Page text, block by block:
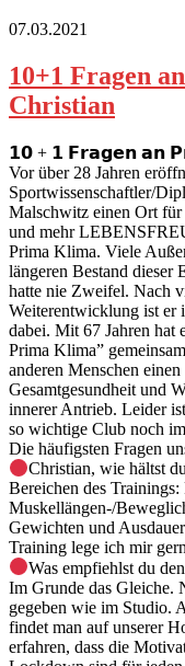
07.03.2021
10+1 Fragen
Christian
𝟭𝟬 + 𝟭 𝗙𝗿𝗮𝗴𝗲𝗻 𝗮𝗻
Vor über 28 Jahren
Sportwissenschaftler/
Malschwitz einen Ort
und mehr
Prima Klima. Viele
längeren Bestand dieser
hatte nie Zweifel. Nach
Weiterentwicklung ist er
dabei. Mit 67 Jahren hat
Prima Klima”
anderen Menschen
Gesamtgesundheit und
innerer Antrieb. Leider
so wichtige Club noch
Die häufigsten Fragen
Christian, wie hältst
Bereichen des
Muskellängen-/
Gewichten und
Training lege ich mir
Was empfiehlst du
Im Grunde das Gleiche.
gegeben wie im Studio.
findet man auf unserer
erfahren, dass die